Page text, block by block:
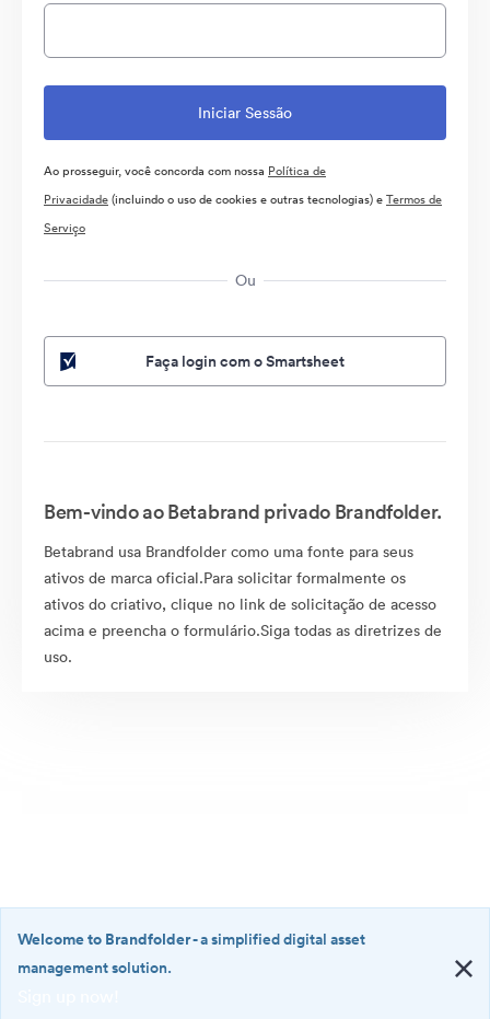
Ao prosseguir, você concorda com nossa Política de
Privacidade(incluindo o uso de cookies e outras tecnologias) eTermos de
Serviço
Ou
Faça login com o Smartsheet
Bem-vindo ao Betabrand privado Brandfolder.
Betabrand usa Brandfolder como uma fonte para seus
ativos de marca oficial.Para solicitar formalmente os
ativos do criativo, clique no link de solicitação de acesso
acima e preencha o formulário.Siga todas as diretrizes de
uso.
Welcome to Brandfolder- a simplified digital asset
management solution.